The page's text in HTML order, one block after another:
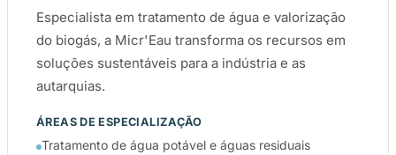
Especialista em tratamento de água e valorização
do biogás, a Micr'Eau transforma os recursos em
soluções sustentáveis para a indústria e as
autarquias.
ÁREAS DE ESPECIALIZAÇÃO
Tratamento de água potável e águas residuais